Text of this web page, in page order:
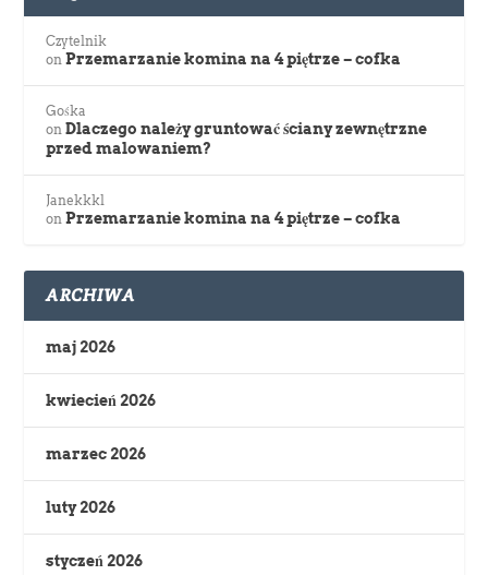
Czytelnik
onPrzemarzanie komina na 4 piętrze – cofka
Gośka
onDlaczego należy gruntować ściany zewnętrzne
przed malowaniem?
Janekkkl
onPrzemarzanie komina na 4 piętrze – cofka
ARCHIWA
maj 2026
kwiecień 2026
marzec 2026
luty 2026
styczeń 2026